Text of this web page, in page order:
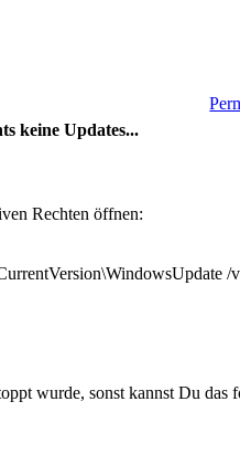
keine Updates...
Rechten öffnen:
/
wurde, sonst kannst Du